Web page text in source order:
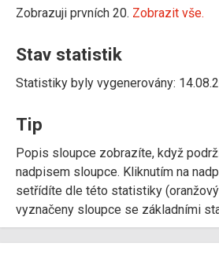
Zobrazuji prvních 20. Zobrazit vše.
Stav statistik
Statistiky byly vygenerovány:
Tip
Popis sloupce zobrazíte, když
nadpisem sloupce. Kliknutím na
setřídíte dle této statistiky
vyznačeny sloupce se základními